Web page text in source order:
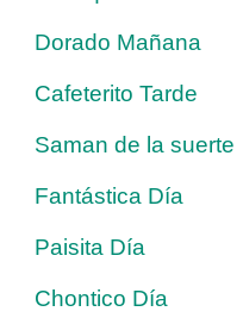
Dorado Mañana
Cafeterito Tarde
Saman de la suerte
Fantástica Día
Paisita Día
Chontico Día